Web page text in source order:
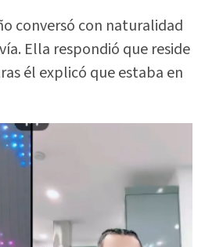
conversó con naturalidad
Ella respondió que reside
él explicó que estaba en